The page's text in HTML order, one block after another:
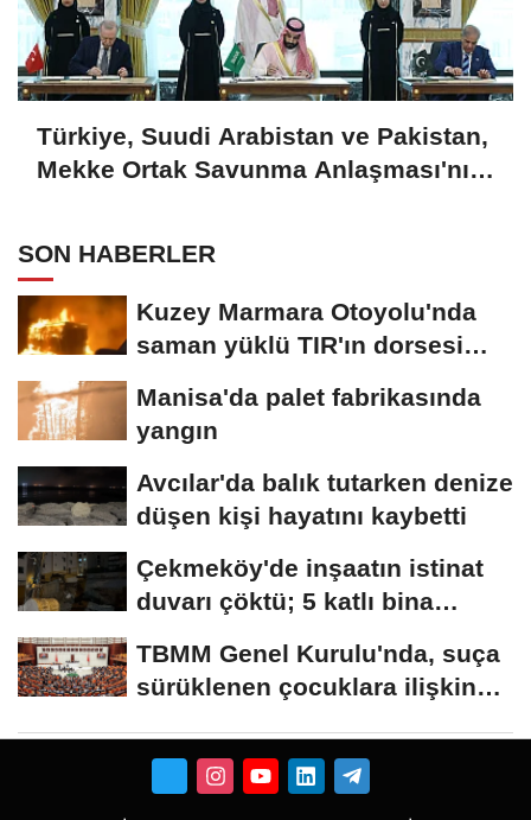
Türkiye, Suudi Arabistan ve Pakistan,
Mekke Ortak Savunma Anlaşması'nı
SON HABERLER
Kuzey Marmara Otoyolu'nda
saman yüklü TIR'ın dorsesi
Manisa'da palet fabrikasında
yangın
Avcılar'da balık tutarken denize
düşen kişi hayatını kaybetti
Çekmeköy'de inşaatın istinat
duvarı çöktü; 5 katlı bina
TBMM Genel Kurulu'nda, suça
sürüklenen çocuklara ilişkin